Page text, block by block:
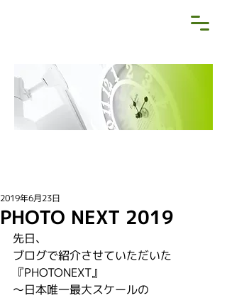
PHOTO NEXT 2019
2019年6月23日
先日、
ブログで紹介させていただいた
『PHOTONEXT』
〜日本唯一最大スケールの